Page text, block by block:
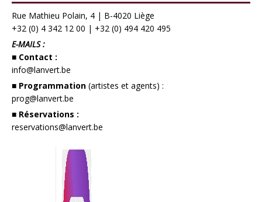
Rue Mathieu Polain, 4 | B-4020 Liège
+32 (0) 4 342 12 00 | +32 (0) 494 420 495
E-MAILS :
■ Contact :
info@lanvert.be
■ Programmation (artistes et agents) :
prog@lanvert.be
■ Réservations :
reservations@lanvert.be